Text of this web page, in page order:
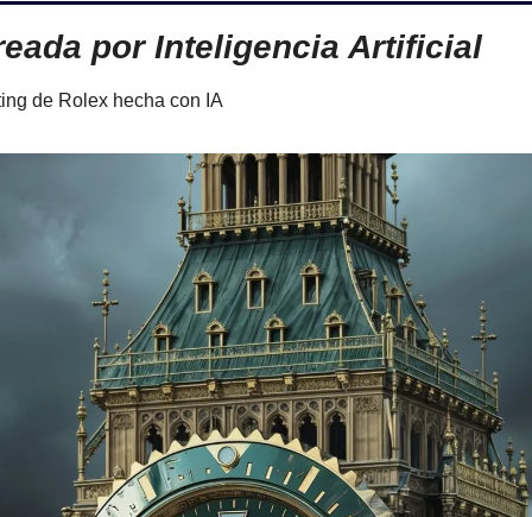
por Inteligencia Artificial
de Rolex hecha con IA